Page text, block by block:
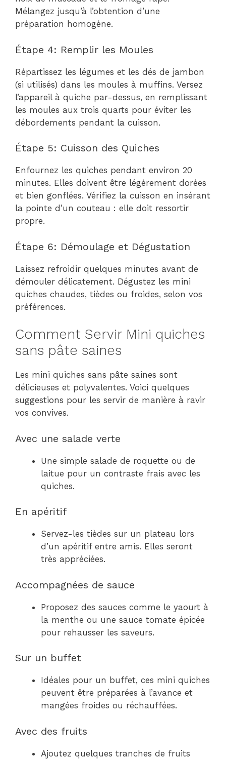
Mélangez jusqu’à l’obtention d’une
préparation homogène.
Étape 4: Remplir les Moules
Répartissez les légumes et les dés de jambon
(si utilisés) dans les moules à muffins. Versez
l’appareil à quiche par-dessus, en remplissant
les moules aux trois quarts pour éviter les
débordements pendant la cuisson.
Étape 5: Cuisson des Quiches
Enfournez les quiches pendant environ 20
minutes. Elles doivent être légèrement dorées
et bien gonflées. Vérifiez la cuisson en insérant
la pointe d’un couteau : elle doit ressortir
propre.
Étape 6: Démoulage et Dégustation
Laissez refroidir quelques minutes avant de
démouler délicatement. Dégustez les mini
quiches chaudes, tièdes ou froides, selon vos
préférences.
Comment Servir Mini quiches
sans pâte saines
Les mini quiches sans pâte saines sont
délicieuses et polyvalentes. Voici quelques
suggestions pour les servir de manière à ravir
vos convives.
Avec une salade verte
Une simple salade de roquette ou de
laitue pour un contraste frais avec les
quiches.
En apéritif
Servez-les tièdes sur un plateau lors
d’un apéritif entre amis. Elles seront
très appréciées.
Accompagnées de sauce
Proposez des sauces comme le yaourt à
la menthe ou une sauce tomate épicée
pour rehausser les saveurs.
Sur un buffet
Idéales pour un buffet, ces mini quiches
peuvent être préparées à l’avance et
mangées froides ou réchauffées.
Avec des fruits
Ajoutez quelques tranches de fruits